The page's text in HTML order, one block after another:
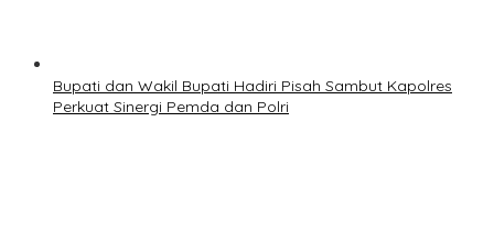
Bupati dan Wakil Bupati Hadiri Pisah Sambut Kapolres
Perkuat Sinergi Pemda dan Polri